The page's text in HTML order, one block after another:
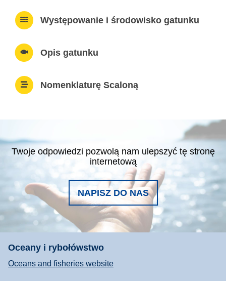
Występowanie i środowisko gatunku
Opis gatunku
Nomenklaturę Scaloną
Twoje odpowiedzi pozwolą nam ulepszyć tę stronę
internetową
NAPISZ DO NAS
Oceany i rybołówstwo
Oceans and fisheries website